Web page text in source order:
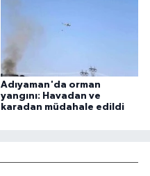
Adıyaman'da orman
yangını: Havadan ve
karadan müdahale edildi